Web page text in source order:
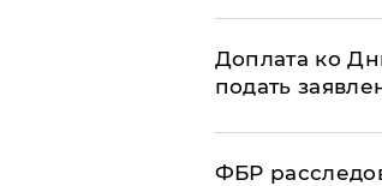
Доплата ко
подать
ФБР